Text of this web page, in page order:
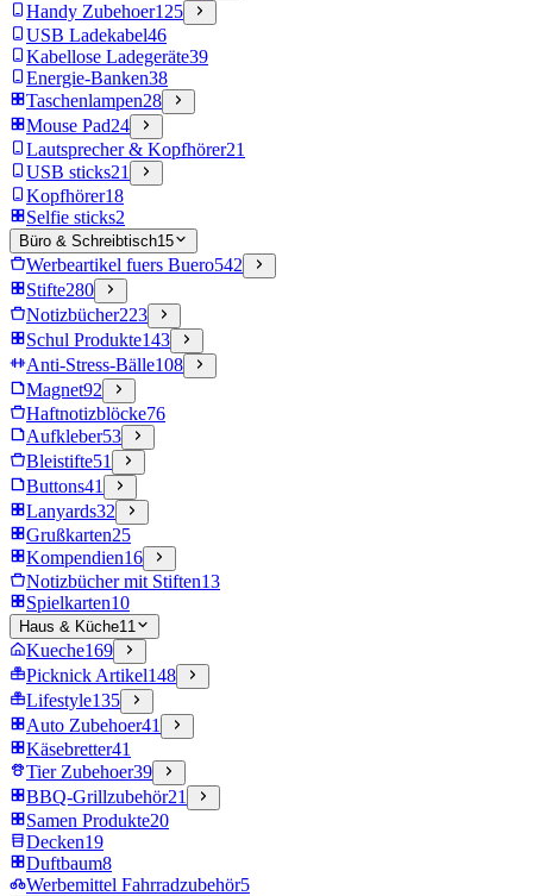
Handy Zubehoer125
USB Ladekabel46
Kabellose Ladegeräte39
Energie-Banken38
Taschenlampen28
Mouse Pad24
Lautsprecher & Kopfhörer21
USB sticks21
Kopfhörer18
Selfie sticks2
Büro & Schreibtisch15
Werbeartikel fuers Buero542
Stifte280
Notizbücher223
Schul Produkte143
Anti-Stress-Bälle108
Magnet92
Haftnotizblöcke76
Aufkleber53
Bleistifte51
Buttons41
Lanyards32
Grußkarten25
Kompendien16
Notizbücher mit Stiften13
Spielkarten10
Haus & Küche11
Kueche169
Picknick Artikel148
Lifestyle135
Auto Zubehoer41
Käsebretter41
Tier Zubehoer39
BBQ-Grillzubehör21
Samen Produkte20
Decken19
Duftbaum8
Werbemittel Fahrradzubehör5